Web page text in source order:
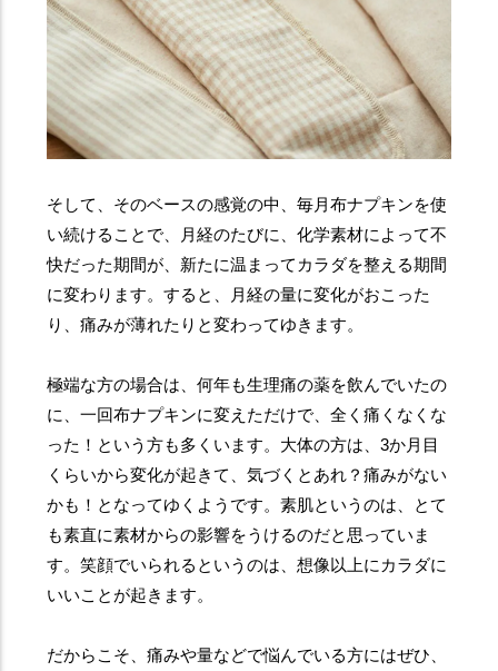
そして、そのベースの感覚の中、毎月布ナプキンを使
い続けることで、月経のたびに、化学素材によって不
快だった期間が、新たに温まってカラダを整える期間
に変わります。すると、月経の量に変化がおこった
り、痛みが薄れたりと変わってゆきます。
極端な方の場合は、何年も生理痛の薬を飲んでいたの
に、一回布ナプキンに変えただけで、全く痛くなくな
った！という方も多くいます。大体の方は、3か月目
くらいから変化が起きて、気づくとあれ？痛みがない
かも！となってゆくようです。素肌というのは、とて
も素直に素材からの影響をうけるのだと思っていま
す。笑顔でいられるというのは、想像以上にカラダに
いいことが起きます。
だからこそ、痛みや量などで悩んでいる方にはぜひ、